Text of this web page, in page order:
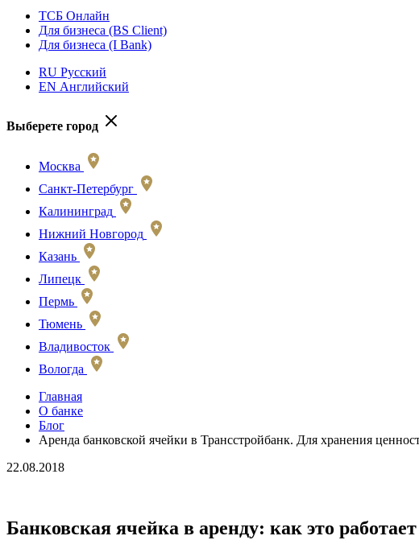
ТСБ Онлайн
Для бизнеса (BS Client)
Для бизнеса (I Bank)
RU Русский
EN Английский
Выберете город
Москва
Санкт-Петербург
Калининград
Нижний Новгород
Казань
Липецк
Пермь
Тюмень
Владивосток
Вологда
Главная
О банке
Блог
Аренда банковской ячейки в Трансстройбанк. Для хранения
22.08.2018
Банковская ячейка в аренду: как это